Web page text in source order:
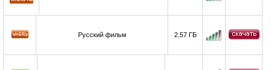
Русский фильм 2.57 ГБ